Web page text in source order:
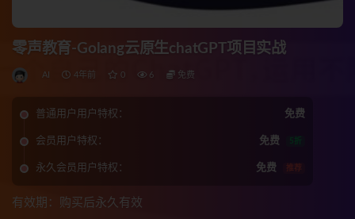
零声教育-Golang云原生chatGPT项目实战
AI 4年前 0 6 免费
普通用户用户特权： 免费
会员用户特权： 免费 5折
永久会员用户特权： 免费 推荐
有效期：购买后永久有效